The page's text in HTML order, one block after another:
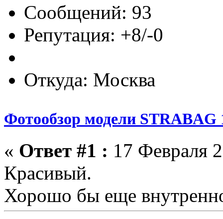
Сообщений: 93
Репутация: +8/-0
Откуда: Москва
Фотообзор модели STRABAG
« Ответ #1 : 17 Февраля
Красивый.
Хорошо бы еще